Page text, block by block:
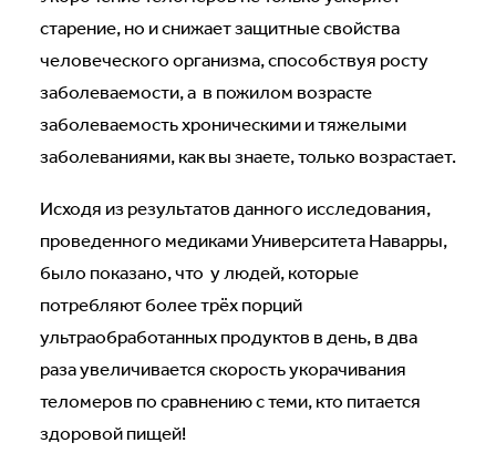
старение, но и снижает защитные свойства
человеческого организма, способствуя росту
заболеваемости, а в пожилом возрасте
заболеваемость хроническими и тяжелыми
заболеваниями, как вы знаете, только возрастает.
Исходя из результатов данного исследования,
проведенного медиками Университета Наварры,
было показано, что у людей, которые
потребляют более трёх порций
ультраобработанных продуктов в день, в два
раза увеличивается скорость укорачивания
теломеров по сравнению с теми, кто питается
здоровой пищей!